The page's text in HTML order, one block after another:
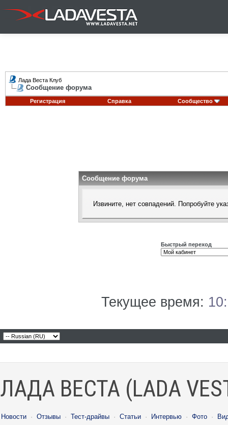
Лада Веста Клуб
Сообщение форума
Регистрация Справка Сообщество
Сообщение форума
Извините, нет совпадений. Попробуйте
Быстрый переход
Текущее время:
ЛАДА ВЕСТА (LADA
Новости · Отзывы · Тест-драйвы · Статьи · Интервью · Фото ·